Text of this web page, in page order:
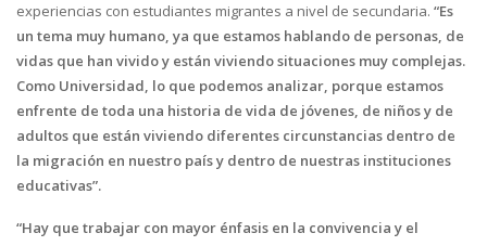
experiencias con estudiantes migrantes a nivel de secundaria. “Es
un tema muy humano, ya que estamos hablando de personas, de
vidas que han vivido y están viviendo situaciones muy complejas.
Como Universidad, lo que podemos analizar, porque estamos
enfrente de toda una historia de vida de jóvenes, de niños y de
adultos que están viviendo diferentes circunstancias dentro de
la migración en nuestro país y dentro de nuestras instituciones
educativas”.
“Hay que trabajar con mayor énfasis en la convivencia y el